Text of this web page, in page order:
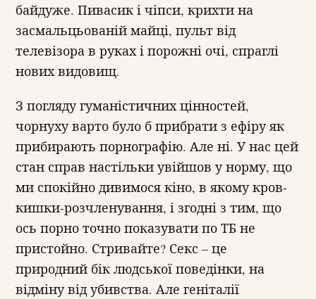
байдуже. Пивасик і чіпси, крихти на
засмальцьованій майці, пульт від
телевізора в руках і порожні очі, спраглі
нових видовищ.
З погляду гуманістичних цінностей,
чорнуху варто було б прибрати з ефіру як
прибирають порнографію. Але ні. У нас цей
стан справ настільки увійшов у норму, що
ми спокійно дивимося кіно, в якому кров-
кишки-розчленування, і згодні з тим, що
ось порно точно показувати по ТБ не
пристойно. Стривайте? Секс – це
природний бік людської поведінки, на
відміну від убивства. Але геніталії